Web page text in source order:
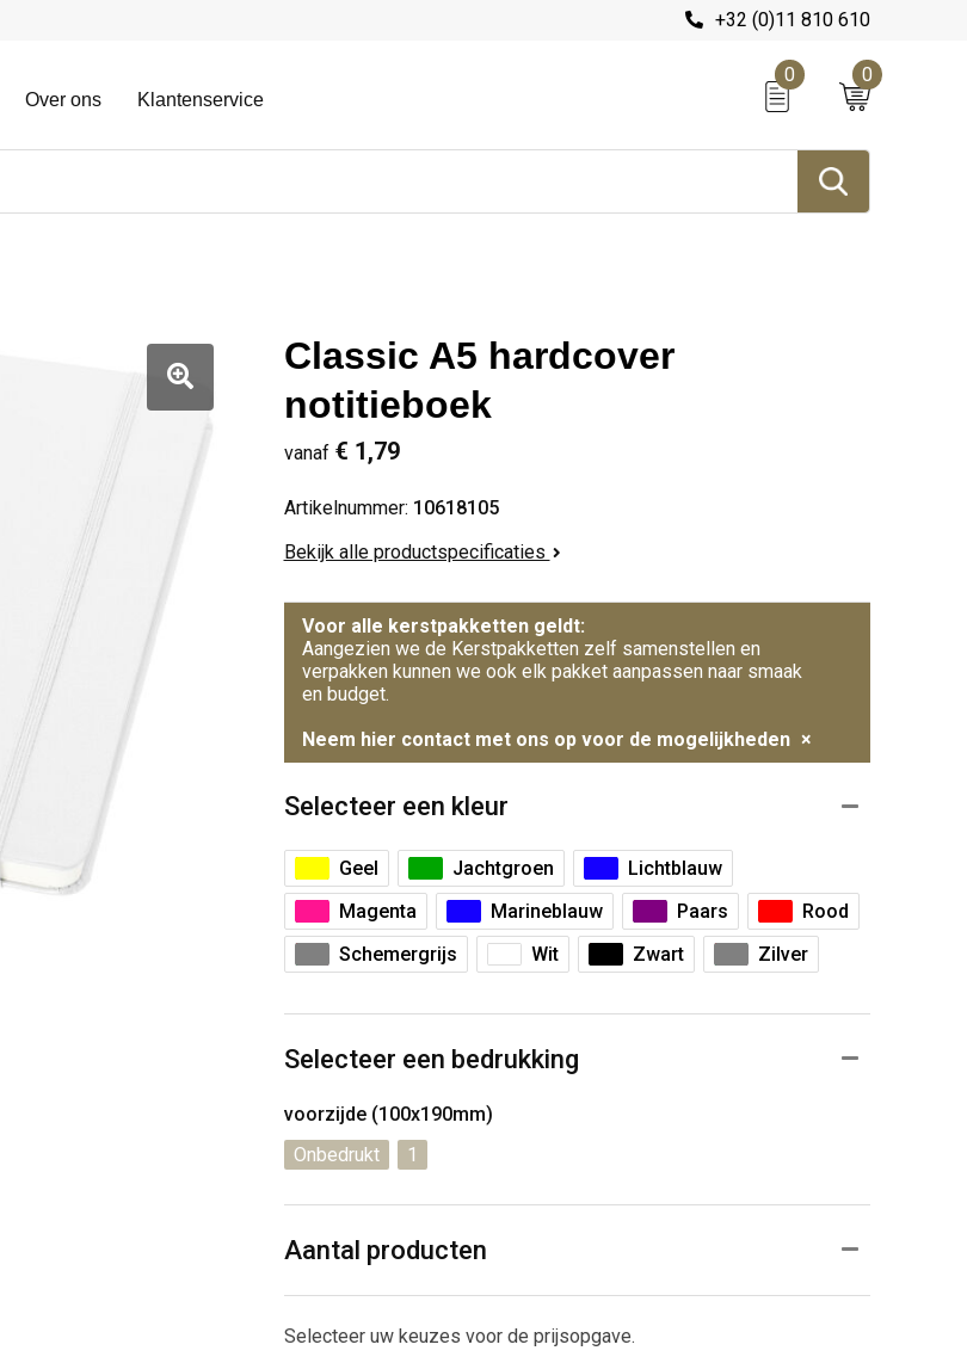
+32 (0)11 810 610
Over ons Klantenservice
0 0
Classic A5 hardcover
notitieboek
vanaf € 1,79
Artikelnummer: 10618105
Bekijk alle productspecificaties
Voor alle kerstpakketten geldt:
Aangezien we de Kerstpakketten zelf samenstellen en
verpakken kunnen we ook elk pakket aanpassen naar smaak
en budget.
Neem hier contact met ons op voor de mogelijkheden ×
Selecteer een kleur
Geel Jachtgroen
Lichtblauw
Magenta
Marineblauw Paars
Rood
Schemergrijs
Wit Zwart Zilver
Selecteer een bedrukking
voorzijde (100x190mm)
Onbedrukt
1
Aantal producten
Selecteer uw keuzes voor de prijsopgave.